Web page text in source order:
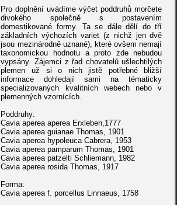
Pro doplnění uvádíme výčet poddruhů morčete
divokého společně s postavením
domestikované formy. Ta se dále dělí do tří
základních výchozích variet (z nichž jen dvě
jsou mezinárodně uznané), které ovšem nemají
taxonomickou hodnotu a proto zde nebudou
vypsány. Zájemci z řad chovatelů ušlechtilých
plemen už si o nich jistě potřebné bližší
informace dohledají sami na tématicky
specializovaných kvalitních webech nebo v
plemenných vzornících.
Poddruhy:
Cavia aperea aperea Erxleben,1777
Cavia aperea guianae Thomas, 1901
Cavia aperea hypoleuca Cabrera, 1953
Cavia aperea pamparum Thomas, 1901
Cavia aperea patzelti Schliemann, 1982
Cavia aperea rosida Thomas, 1917
Forma:
Cavia aperea f. porcellus Linnaeus, 1758